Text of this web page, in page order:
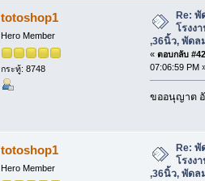
,36นิ้ว, พัดลมอุตสาหกรรม 50นิ้ว (อ่าน
totoshop1
Hero Member
กระทู้: 8748
Re: พั
โรงง
,36นิ้ว, พัดล
« ตอบกลับ
07:06:59 PM
ขออนุญาต
totoshop1
Hero Member
Re: พั
โรงง
,36นิ้ว, พัดล